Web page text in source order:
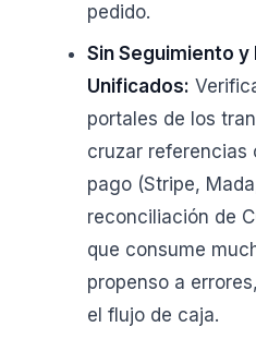
pedido.
Sin Seguimiento y
Unificados:
portales de los
cruzar referencias
pago (Stripe,
reconciliación de
que consume
propenso a
el flujo de caja.